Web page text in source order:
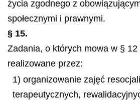
życia zgodnego z
społecznymi i prawnymi.
§ 15.
Zadania, o których mowa w § 12
realizowane przez:
1) organizowanie zajęć
terapeutycznych,